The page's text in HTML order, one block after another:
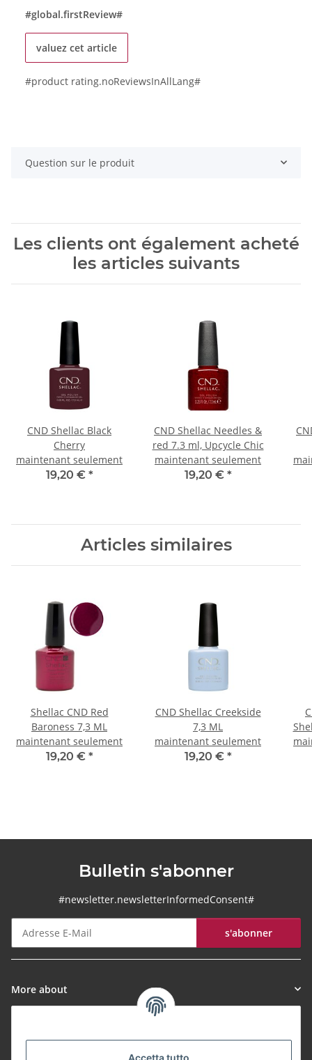
Accetta tutto
#global.firstReview#
valuez cet article
#product rating.noReviewsInAllLang#
Question sur le produit
Les clients ont également acheté
les articles suivants
CND Shellac Black
Cherry
maintenant seulement
19,20 € *
CND Shellac Needles &
red 7.3 ml, Upcycle Chic
maintenant seulement
19,20 € *
Articles similaires
Shellac CND Red
Baroness 7,3 ML
maintenant seulement
19,20 € *
CND Shellac Creekside
7,3 ML
maintenant seulement
19,20 € *
Bulletin s'abonner
#newsletter.newsletterInformedConsent#
s'abonner
More about